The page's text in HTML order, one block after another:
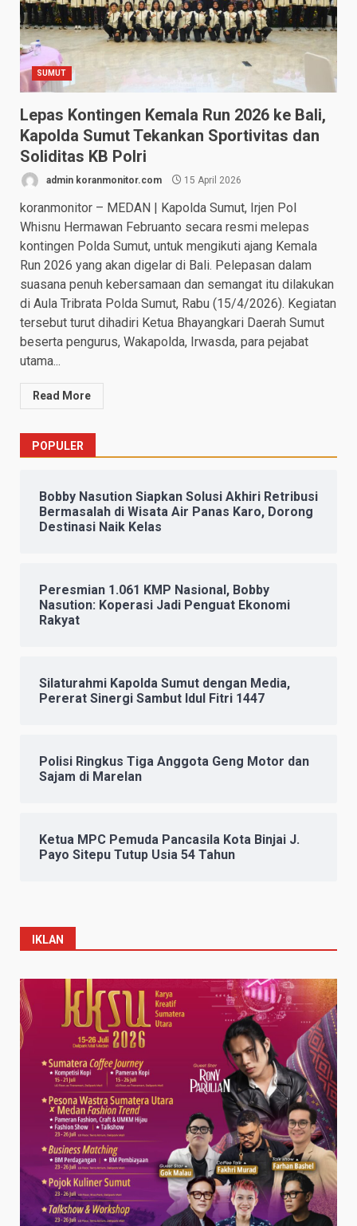
SUMUT
Lepas Kontingen Kemala Run 2026 ke Bali,
Kapolda Sumut Tekankan Sportivitas dan
Soliditas KB Polri
admin koranmonitor.com 15 April 2026
koranmonitor – MEDAN | Kapolda Sumut, Irjen Pol
Whisnu Hermawan Februanto secara resmi melepas
kontingen Polda Sumut, untuk mengikuti ajang Kemala
Run 2026 yang akan digelar di Bali. Pelepasan dalam
suasana penuh kebersamaan dan semangat itu dilakukan
di Aula Tribrata Polda Sumut, Rabu (15/4/2026). Kegiatan
tersebut turut dihadiri Ketua Bhayangkari Daerah Sumut
beserta pengurus, Wakapolda, Irwasda, para pejabat
utama...
Read More
POPULER
Bobby Nasution Siapkan Solusi Akhiri Retribusi
Bermasalah di Wisata Air Panas Karo, Dorong
Destinasi Naik Kelas
Peresmian 1.061 KMP Nasional, Bobby
Nasution: Koperasi Jadi Penguat Ekonomi
Rakyat
Silaturahmi Kapolda Sumut dengan Media,
Pererat Sinergi Sambut Idul Fitri 1447
Polisi Ringkus Tiga Anggota Geng Motor dan
Sajam di Marelan
Ketua MPC Pemuda Pancasila Kota Binjai J.
Payo Sitepu Tutup Usia 54 Tahun
IKLAN